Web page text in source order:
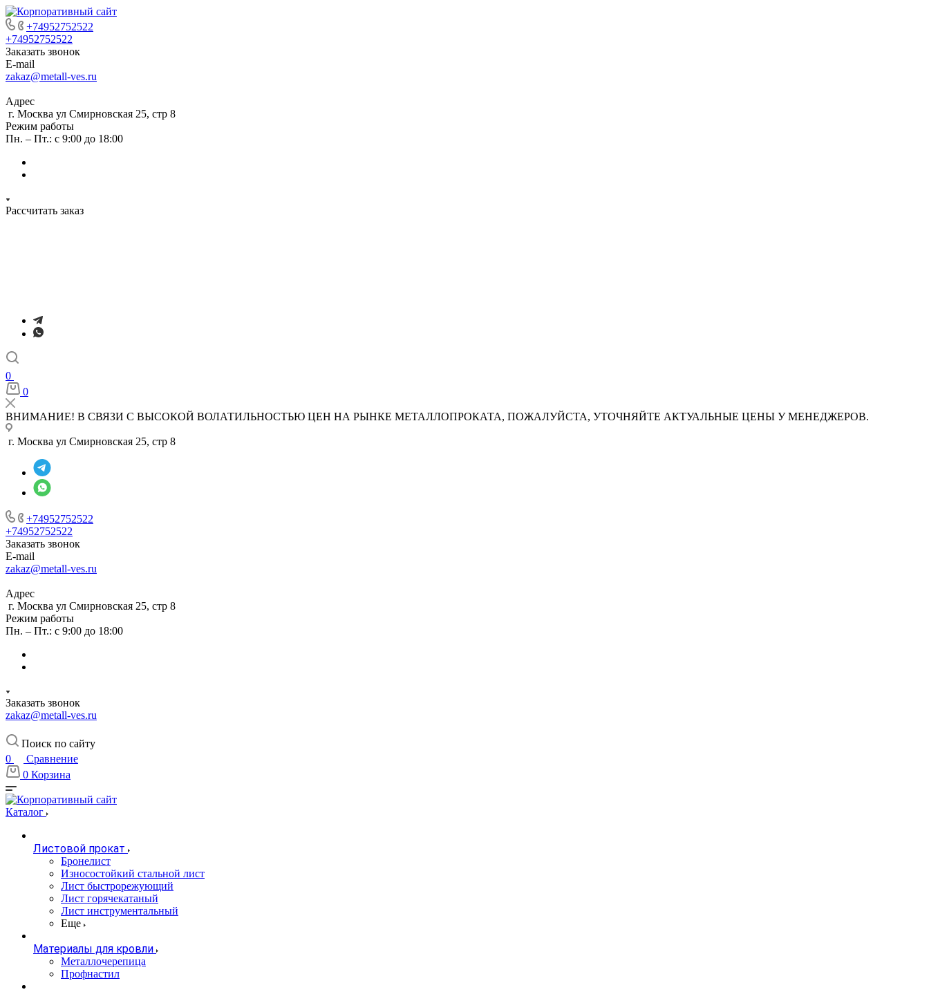
+74952752522
+74952752522
Заказать звонок
E-mail
zakaz@metall-ves.ru
Адрес
г. Москва ул Смирновская 25, стр 8
Режим работы
Пн. – Пт.: с 9:00 до 18:00
Рассчитать заказ
0
0
ВНИМАНИЕ! В СВЯЗИ С ВЫСОКОЙ ВОЛАТИЛЬНОСТЬЮ ЦЕН НА РЫНКЕ МЕТАЛЛОПРОКАТА, ПОЖАЛУЙСТА, УТОЧНЯЙТЕ АКТУАЛЬНЫЕ ЦЕНЫ У МЕНЕДЖЕРОВ.
г. Москва ул Смирновская 25, стр 8
+74952752522
+74952752522
Заказать звонок
E-mail
zakaz@metall-ves.ru
Адрес
г. Москва ул Смирновская 25, стр 8
Режим работы
Пн. – Пт.: с 9:00 до 18:00
Заказать звонок
zakaz@metall-ves.ru
Поиск по сайту
0
Сравнение
0 Корзина
Каталог
Листовой прокат
Бронелист
Износостойкий стальной лист
Лист быстрорежующий
Лист горячекатаный
Лист инструментальный
Еще
Материалы для кровли
Металлочерепица
Профнастил